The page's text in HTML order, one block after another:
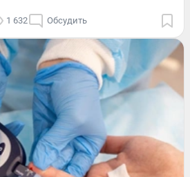
1 632 Обсудить